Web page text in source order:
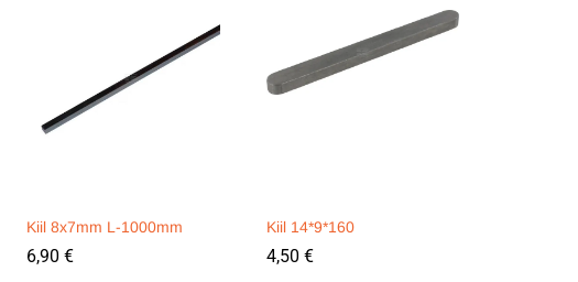
Kiil 8x7mm L-1000mm
6,90 €
6,90 €
Kiil 14*9*160
4,50 €
4,50 €